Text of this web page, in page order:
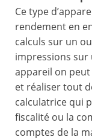
Ce type
rendement en
calculs sur un
impressions sur
appareil on
et réaliser tout
calculatrice qui
fiscalité ou la
comptes de la